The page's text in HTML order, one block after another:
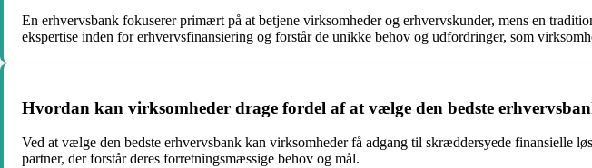
En erhvervsbank fokuserer primært på at betjene virksomheder og erhvervskunder, mens en
ekspertise inden for erhvervsfinansiering og forstår de unikke behov og udfordringer, som
Hvordan kan virksomheder drage fordel af at vælge den bedste
Ved at vælge den bedste erhvervsbank kan virksomheder få adgang til skræddersyede finansielle
partner, der forstår deres forretningsmæssige behov og mål.